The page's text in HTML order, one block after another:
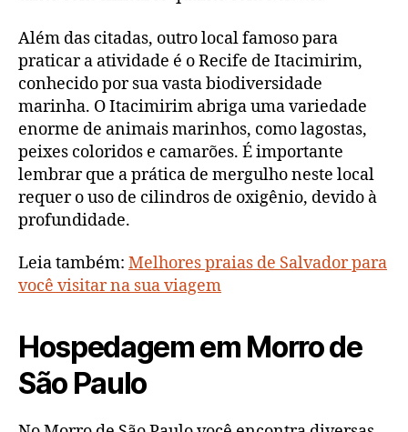
Além das citadas, outro local famoso para
praticar a atividade é o Recife de Itacimirim,
conhecido por sua vasta biodiversidade
marinha. O Itacimirim abriga uma variedade
enorme de animais marinhos, como lagostas,
peixes coloridos e camarões. É importante
lembrar que a prática de mergulho neste local
requer o uso de cilindros de oxigênio, devido à
profundidade.
Leia também: Melhores praias de Salvador para
você visitar na sua viagem
Hospedagem em Morro de
São Paulo